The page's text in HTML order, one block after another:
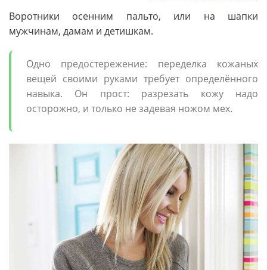
Воротники осенним пальто, или на шапки
мужчинам, дамам и детишкам.
Одно предостережение: переделка кожаных
вещей своими руками требует определённого
навыка. Он прост: разрезать кожу надо
осторожно, и только не задевая ножом мех.